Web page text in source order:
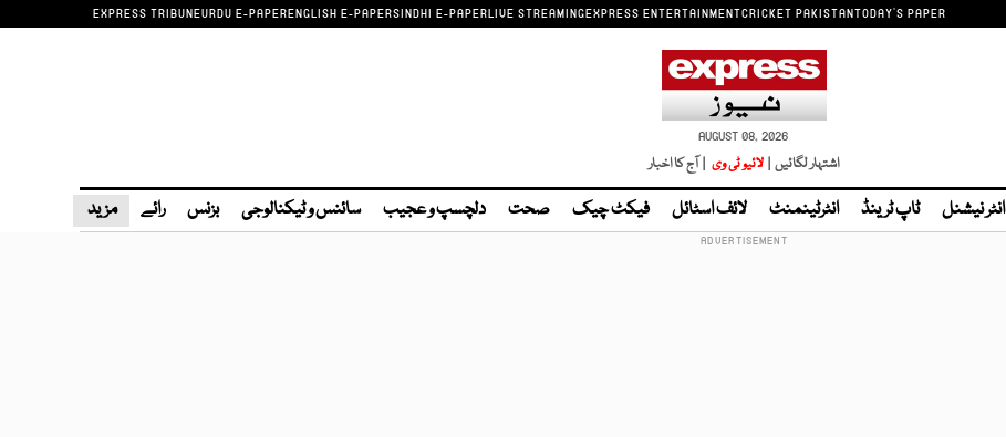
EXPRESS TRIBUNEURDU E-PAPERENGLISH E-PAPERSINDHI E-PAPERLIVE STREAMINGEXPRESS ENTERTAINMENTCRICKET PAKISTANTODAY'S PAPER
AUGUST 08, 2026
اشتہار لگائیں | لائیو ٹی وی | آج کا اخبار
انٹر نیشنل ٹاپ ٹرینڈ انٹرٹینمنٹ لائف اسٹائل فیکٹ چیک صحت دلچسپ و عجیب سائنس و ٹیکنالوجی بزنس رائے مزید